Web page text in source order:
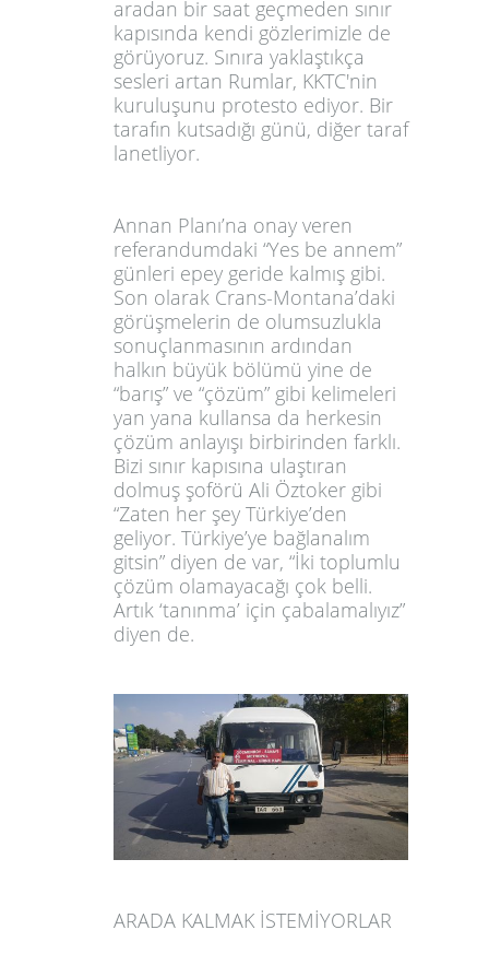
aradan bir saat geçmeden sınır
kapısında kendi gözlerimizle de
görüyoruz. Sınıra yaklaştıkça
sesleri artan Rumlar, KKTC'nin
kuruluşunu protesto ediyor. Bir
tarafın kutsadığı günü, diğer taraf
lanetliyor.
Annan Planı’na onay veren
referandumdaki “Yes be annem”
günleri epey geride kalmış gibi.
Son olarak Crans-Montana’daki
görüşmelerin de olumsuzlukla
sonuçlanmasının ardından
halkın büyük bölümü yine de
“barış” ve “çözüm” gibi kelimeleri
yan yana kullansa da herkesin
çözüm anlayışı birbirinden farklı.
Bizi sınır kapısına ulaştıran
dolmuş şoförü Ali Öztoker gibi
“Zaten her şey Türkiye’den
geliyor. Türkiye’ye bağlanalım
gitsin” diyen de var, “İki toplumlu
çözüm olamayacağı çok belli.
Artık ‘tanınma’ için çabalamalıyız”
diyen de.
ARADA KALMAK İSTEMİYORLAR